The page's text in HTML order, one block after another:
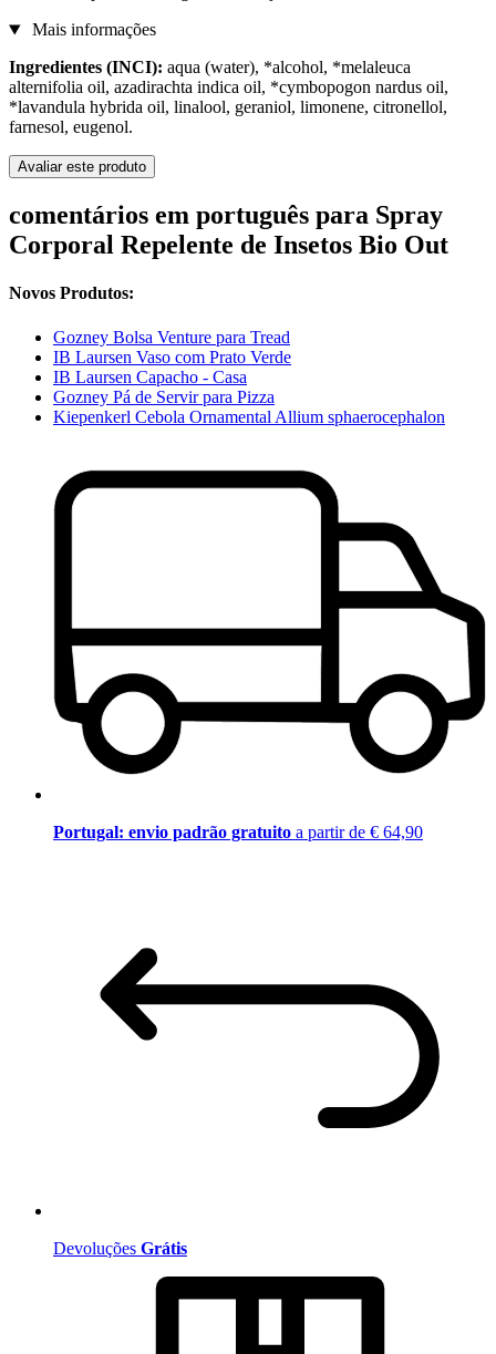
Mais informações
Ingredientes (INCI): aqua (water), *alcohol, *melaleuca
alternifolia oil, azadirachta indica oil, *cymbopogon nardus oil,
*lavandula hybrida oil, linalool, geraniol, limonene, citronellol,
farnesol, eugenol.
Avaliar este produto
comentários em português para Spray
Corporal Repelente de Insetos Bio Out
Novos Produtos:
Gozney Bolsa Venture para Tread
IB Laursen Vaso com Prato Verde
IB Laursen Capacho - Casa
Gozney Pá de Servir para Pizza
Kiepenkerl Cebola Ornamental Allium sphaerocephalon
Portugal: envio padrão gratuito a partir de € 64,90
Devoluções Grátis